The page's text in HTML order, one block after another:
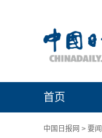
首页
中国日报网 > 要闻